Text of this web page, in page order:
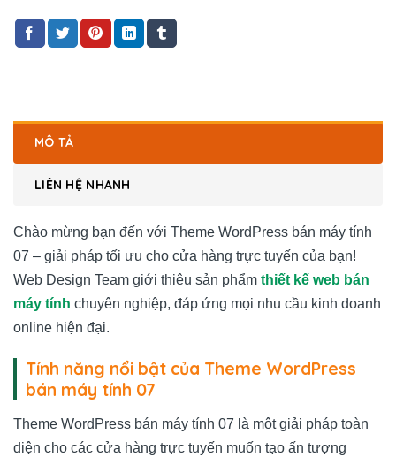
MÔ TẢ
LIÊN HỆ NHANH
Chào mừng bạn đến với Theme WordPress bán máy tính
07 – giải pháp tối ưu cho cửa hàng trực tuyến của bạn!
Web Design Team giới thiệu sản phẩm thiết kế web bán
máy tính chuyên nghiệp, đáp ứng mọi nhu cầu kinh doanh
online hiện đại.
Tính năng nổi bật của Theme WordPress
bán máy tính 07
Theme WordPress bán máy tính 07 là một giải pháp toàn
diện cho các cửa hàng trực tuyến muốn tạo ấn tượng